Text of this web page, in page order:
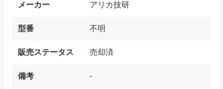
メーカー アリカ技研
型番 不明
販売ステータス 売却済
備考 -